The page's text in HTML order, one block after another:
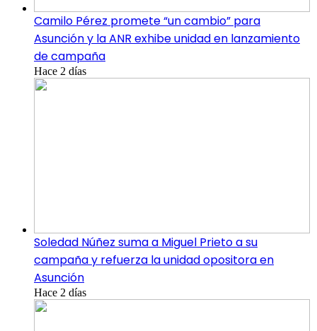
Camilo Pérez promete “un cambio” para
Asunción y la ANR exhibe unidad en lanzamiento
de campaña
Hace 2 días
Soledad Núñez suma a Miguel Prieto a su
campaña y refuerza la unidad opositora en
Asunción
Hace 2 días